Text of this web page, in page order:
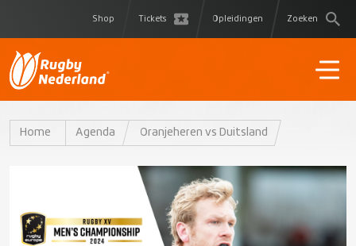
Shop Tickets Opleidingen Zoeken
Home Agenda Oranjeheren vs Duitsland